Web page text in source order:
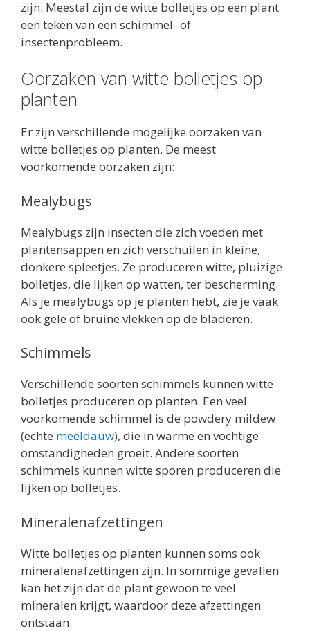
zijn. Meestal zijn de witte bolletjes op een plant
een teken van een schimmel- of
insectenprobleem.
Oorzaken van witte bolletjes op
planten
Er zijn verschillende mogelijke oorzaken van
witte bolletjes op planten. De meest
voorkomende oorzaken zijn:
Mealybugs
Mealybugs zijn insecten die zich voeden met
plantensappen en zich verschuilen in kleine,
donkere spleetjes. Ze produceren witte, pluizige
bolletjes, die lijken op watten, ter bescherming.
Als je mealybugs op je planten hebt, zie je vaak
ook gele of bruine vlekken op de bladeren.
Schimmels
Verschillende soorten schimmels kunnen witte
bolletjes produceren op planten. Een veel
voorkomende schimmel is de powdery mildew
(echte meeldauw), die in warme en vochtige
omstandigheden groeit. Andere soorten
schimmels kunnen witte sporen produceren die
lijken op bolletjes.
Mineralenafzettingen
Witte bolletjes op planten kunnen soms ook
mineralenafzettingen zijn. In sommige gevallen
kan het zijn dat de plant gewoon te veel
mineralen krijgt, waardoor deze afzettingen
ontstaan.